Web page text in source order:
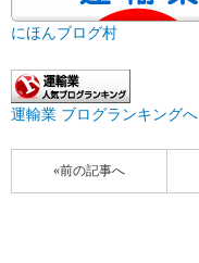
にほんブログ村
運輸業 ブログランキングへ
«前の記事へ